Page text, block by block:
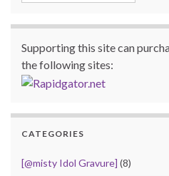
Supporting this site can
the following sites:
CATEGORIES
[@misty Idol Gravure] (8)